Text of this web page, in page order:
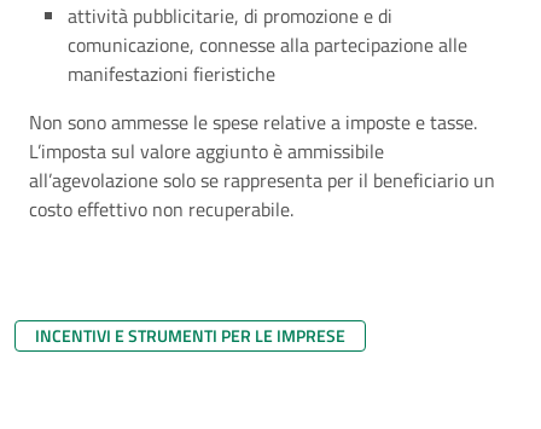
attività pubblicitarie, di promozione e di
comunicazione, connesse alla partecipazione alle
manifestazioni fieristiche
Non sono ammesse le spese relative a imposte e tasse.
L’imposta sul valore aggiunto è ammissibile
all’agevolazione solo se rappresenta per il beneficiario un
costo effettivo non recuperabile.
INCENTIVI E STRUMENTI PER LE IMPRESE